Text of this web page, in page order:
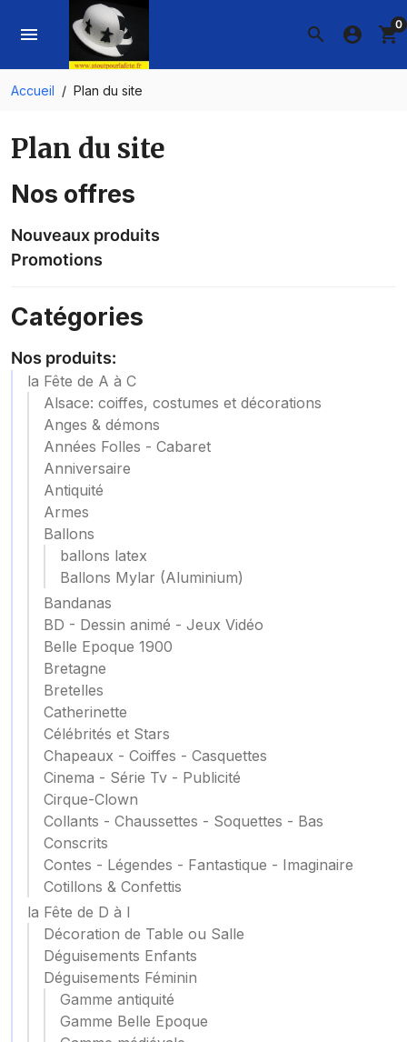
search
menu account_circle shopping_cart0
Accueil Plan du site
Plan du site
Nos offres
Nouveaux produits
Promotions
Catégories
Nos produits:
la Fête de A à C
Alsace: coiffes, costumes et décorations
Anges & démons
Années Folles - Cabaret
Anniversaire
Antiquité
Armes
Ballons
ballons latex
Ballons Mylar (Aluminium)
Bandanas
BD - Dessin animé - Jeux Vidéo
Belle Epoque 1900
Bretagne
Bretelles
Catherinette
Célébrités et Stars
Chapeaux - Coiffes - Casquettes
Cinema - Série Tv - Publicité
Cirque-Clown
Collants - Chaussettes - Soquettes - Bas
Conscrits
Contes - Légendes - Fantastique - Imaginaire
Cotillons & Confettis
la Fête de D à I
Décoration de Table ou Salle
Déguisements Enfants
Déguisements Féminin
Gamme antiquité
Gamme Belle Epoque